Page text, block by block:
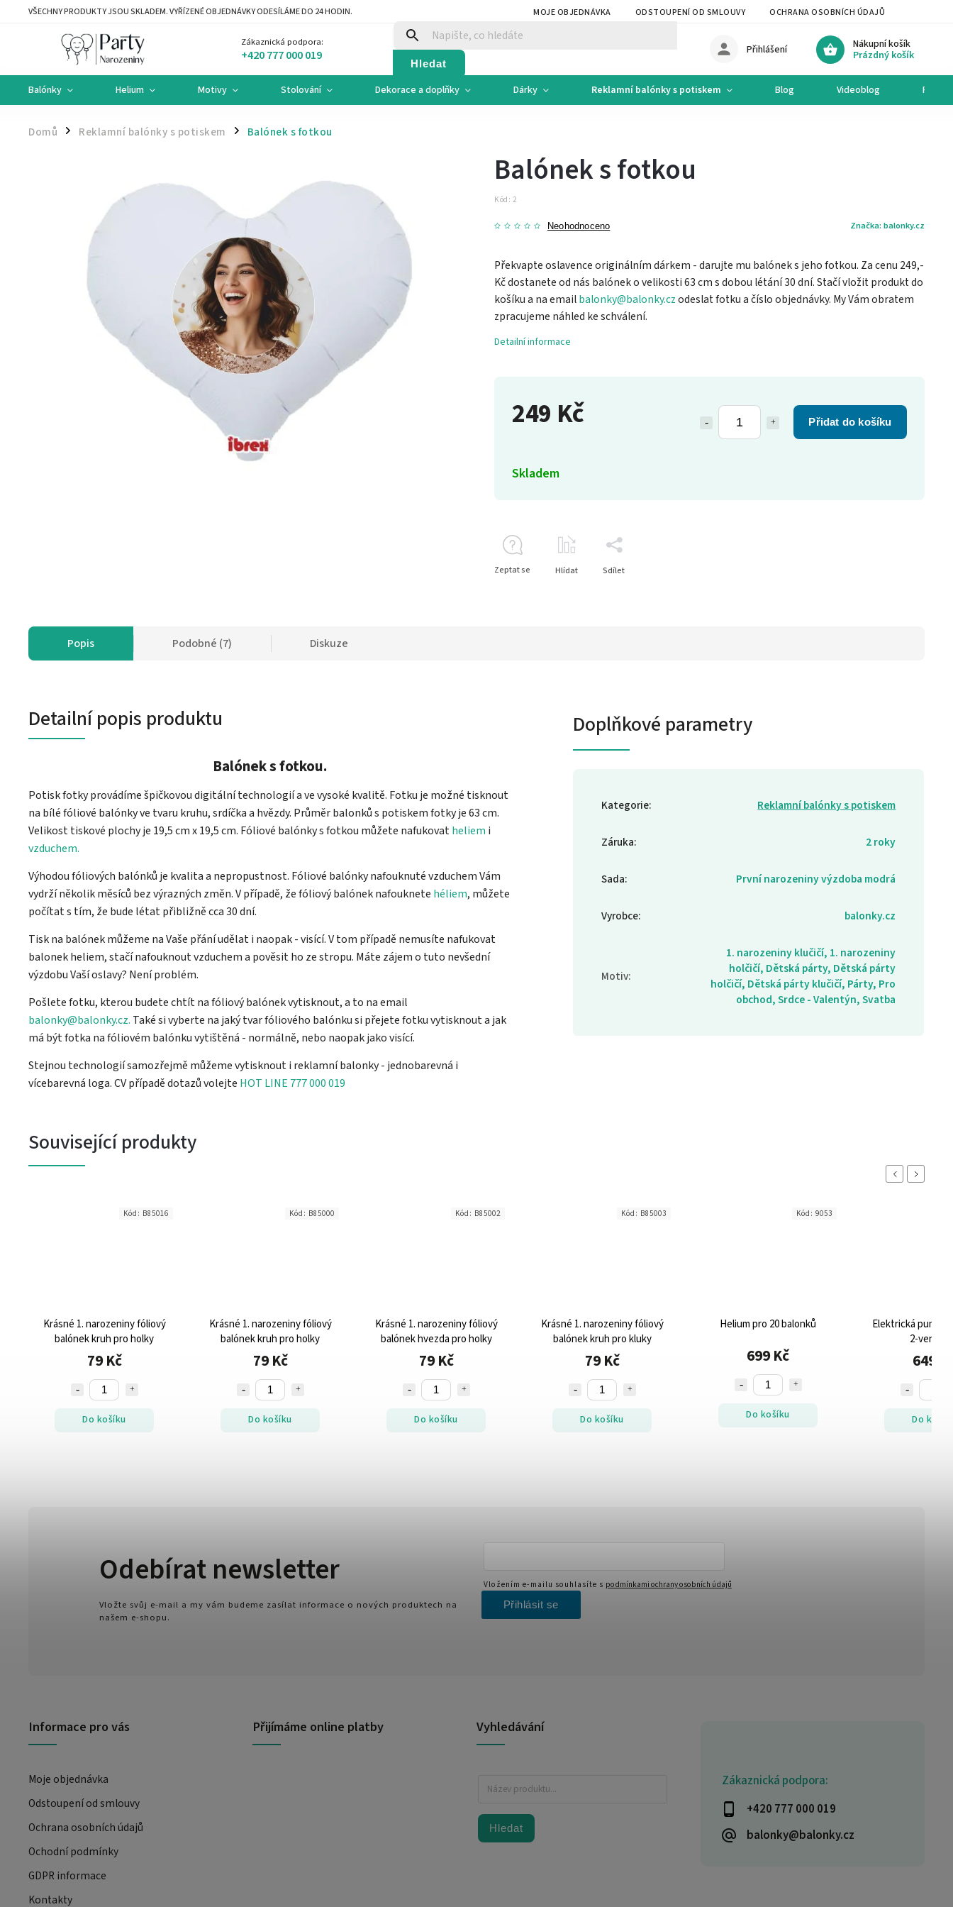
VŠECHNY PRODUKTY JSOU SKLADEM. VYŘÍZENÉ OBJEDNÁVKY ODESÍLÁME DO 24 HODIN. MOJE OBJEDNÁVKA ODSTOUPENÍ OD SMLOUVY OCHRANA OSOBNÍCH ÚDAJŮ
Zákaznická podpora:
+420 777 000 019 Hledat
Nákupní košík
Prázdný košík
Přihlášení
Balónky Helium Motivy Stolování Dekorace a doplňky Dárky Reklamní balónky s potiskem Blog Videoblog
Domů / Reklamní balónky s potiskem / Balónek s fotkou
249 Kč Přidat do košíku
Skladem
Balónek s fotkou
Kód: 2
Neohodnoceno Značka: balonky.cz
Překvapte oslavence originálním dárkem - darujte mu balónek s jeho fotkou. Za cenu 249,-
Kč dostanete od nás balónek o velikosti 63 cm s dobou létání 30 dní. Stačí vložit produkt do
košíku a na emailbalonky@balonky.czodeslat fotku a číslo objednávky. My Vám obratem
zpracujeme náhled ke schválení.
Detailní informace
Zeptat se Hlídat Sdílet
Popis Podobné (7) Diskuze
Detailní popis produktu
Balónek s fotkou.
Potisk fotky provádíme špičkovou digitální technologií a ve vysoké kvalitě. Fotku je možné tisknout
na bílé fóliové balónky ve tvaru kruhu, srdíčka a hvězdy. Průměr balonků s potiskem fotky je 63 cm.
Velikost tiskové plochy je 19,5 cm x 19,5 cm. Fóliové balónky s fotkou můžete nafukovatheliem i
vzduchem.
Výhodou fóliových balónků je kvalita a nepropustnost. Fóliové balónky nafouknuté vzduchem Vám
vydrží několik měsíců bez výrazných změn. V případě, že fóliový balónek nafouknete héliem, můžete
počítat s tím, že bude létat přibližně cca 30 dní.
Tisk na balónek můžeme na Vaše přání udělat i naopak - visící. V tom případě nemusíte nafukovat
balonek heliem, stačí nafouknout vzduchem a pověsit ho ze stropu. Máte zájem o tuto nevšední
výzdobu Vaší oslavy? Není problém.
Pošlete fotku, kterou budete chtít na fóliový balónek vytisknout, a to na email
balonky@balonky.cz. Také si vyberte na jaký tvar fóliového balónku si přejete fotku vytisknout a jak
má být fotka na fóliovém balónku vytištěná - normálně, nebo naopak jako visící.
Stejnou technologií samozřejmě můžeme vytisknout i reklamní balonky - jednobarevná i
vícebarevná loga. CV případě dotazů volejte HOT LINE 777 000 019
Doplňkové parametry
Kategorie: Reklamní balónky s potiskem
Záruka: 2 roky
Sada: První narozeniny výzdoba modrá
Vyrobce: balonky.cz
Motiv:
1. narozeniny klučičí, 1. narozeniny
holčičí, Dětská párty, Dětská párty
holčičí, Dětská párty klučičí, Párty, Pro
obchod, Srdce - Valentýn, Svatba
Související produkty
Previous
Krásné 1. narozeniny fóliový
balónek kruh pro holky
79 Kč
Do košíku
Kód: B85016
Krásné 1. narozeniny fóliový
balónek kruh pro holky
79 Kč
Do košíku
Kód: B85000
Krásné 1. narozeniny fóliový
balónek hvezda pro holky
79 Kč
Do košíku
Kód: B85002
Krásné 1. narozeniny fóliový
balónek kruh pro kluky
79 Kč
Do košíku
Kód: B85003
Helium pro 20 balonků
699 Kč
Do košíku
Kód: 9053
Elektrická pumpa
2-
649
Do
Next
Zákaznická podpora:
+420 777 000 019
balonky@balonky.cz
Informace pro vás
Moje objednávka
Odstoupení od smlouvy
Ochrana osobních údajů
Ochodní podmínky
GDPR informace
Kontakty
Přijímáme online platby Vyhledávání
Hledat
Odebírat newsletter
Vložte svůj e-mail a my vám budeme zasílat informace o nových produktech na
našem e-shopu.
Vložením e-mailu souhlasíte s podmínkami ochrany osobních údajů
Přihlásit se